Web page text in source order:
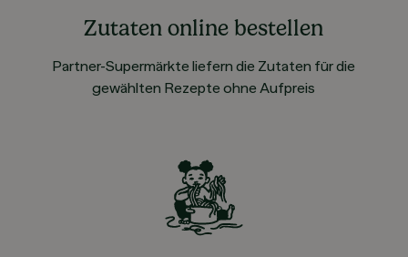
Zutaten online bestellen
Partner-Supermärkte liefern die Zutaten für die
gewählten Rezepte ohne Aufpreis